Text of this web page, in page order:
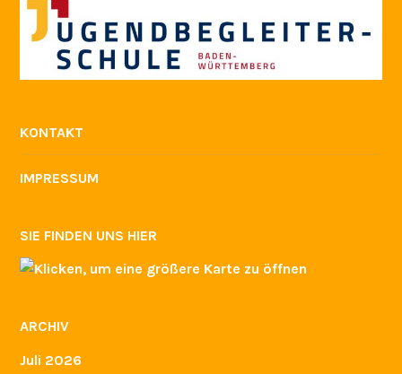
KONTAKT
IMPRESSUM
SIE FINDEN UNS HIER
ARCHIV
Juli 2026